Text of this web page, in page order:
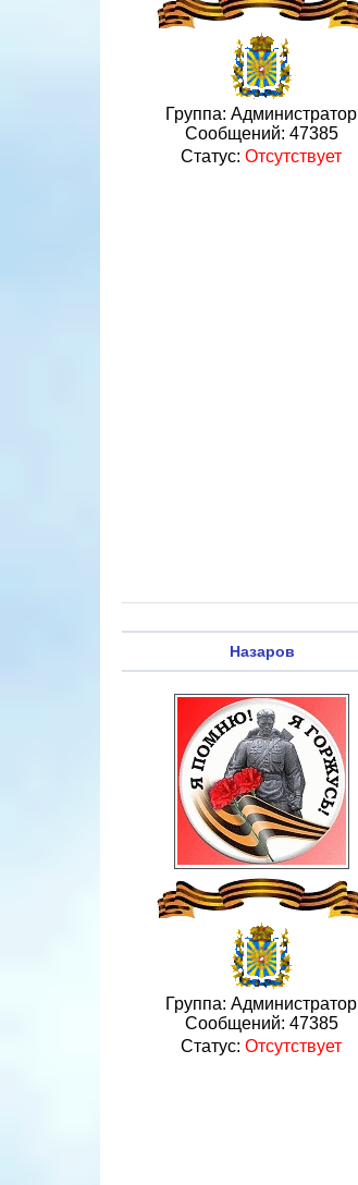
Группа: Администратор
Сообщений: 47385
Статус: Отсутствует
Назаров
Группа: Администратор
Сообщений: 47385
Статус: Отсутствует